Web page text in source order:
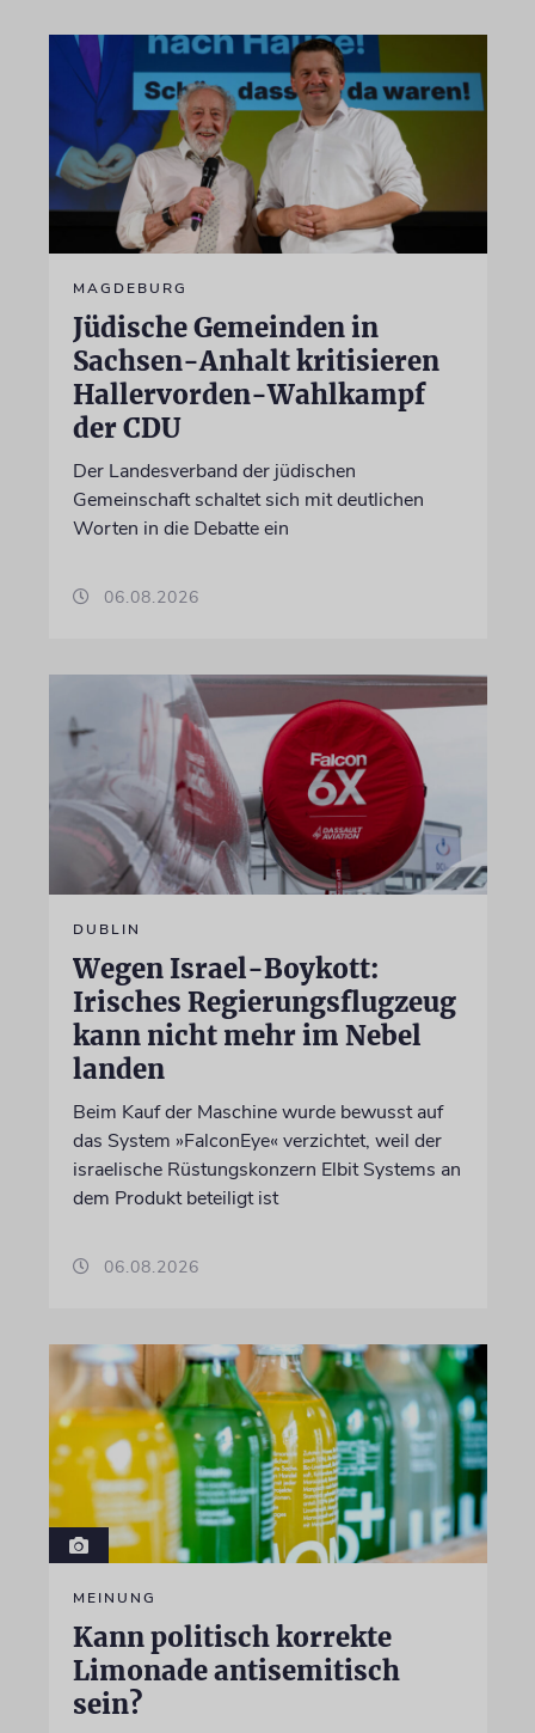
MAGDEBURG
Jüdische Gemeinden in
Sachsen-Anhalt kritisieren
Hallervorden-Wahlkampf
der CDU
Der Landesverband der jüdischen
Gemeinschaft schaltet sich mit deutlichen
Worten in die Debatte ein
06.08.2026
DUBLIN
Wegen Israel-Boykott:
Irisches Regierungsflugzeug
kann nicht mehr im Nebel
landen
Beim Kauf der Maschine wurde bewusst auf
das System »FalconEye« verzichtet, weil der
israelische Rüstungskonzern Elbit Systems an
dem Produkt beteiligt ist
06.08.2026
MEINUNG
Kann politisch korrekte
Limonade antisemitisch
sein?